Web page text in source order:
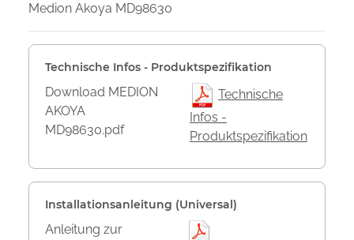
Medion Akoya MD98630
Technische Infos - Produktspezifikation
Download MEDION
AKOYA
MD98630.pdf
Technische
Infos -
Produktspezifikation
Installationsanleitung (Universal)
Anleitung zur